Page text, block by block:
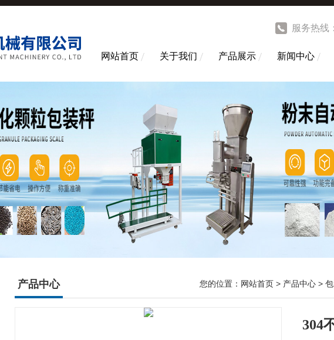
服务热线：
网站首页 关于我们 产品展示 新闻中心
产品中心 您的位置： 网站首页 > 产品中心 >
304